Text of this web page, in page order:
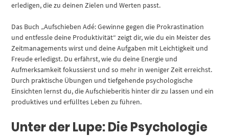
erledigen, die zu deinen Zielen und Werten passt.
Das Buch „Aufschieben Adé: Gewinne gegen die Prokrastination
und entfessle deine Produktivität“ zeigt dir, wie du ein Meister des
Zeitmanagements wirst und deine Aufgaben mit Leichtigkeit und
Freude erledigst. Du erfährst, wie du deine Energie und
Aufmerksamkeit fokussierst und so mehr in weniger Zeit erreichst.
Durch praktische Übungen und tiefgehende psychologische
Einsichten lernst du, die Aufschieberitis hinter dir zu lassen und ein
produktives und erfülltes Leben zu führen.
Unter der Lupe: Die Psychologie